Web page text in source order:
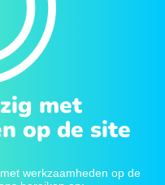
met
op de site
werkzaamheden op de